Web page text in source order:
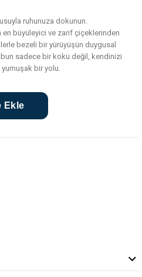
ruhunuza dokunun.
en büyüleyici ve zarif çiçeklerinden
bezeli bir yürüyüşün duygusal
sadece bir koku değil, kendinizi
bir yolu.